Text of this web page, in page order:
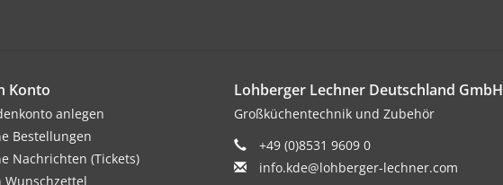
Konto
anlegen
Bestellungen
Nachrichten (Tickets)
Wunschzettel
Lohberger Lechner Deutschland GmbH
Großküchentechnik und Zubehör
+49 (0)8531 9609 0
info.kde@lohberger-lechner.com